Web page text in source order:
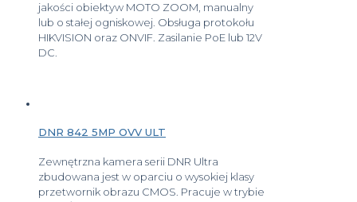
jakości obiektyw MOTO ZOOM, manualny
lub o stałej ogniskowej. Obsługa protokołu
HIKVISION oraz ONVIF. Zasilanie PoE lub 12V
DC.
DNR 842 5MP OVV ULT
Zewnętrzna kamera serii DNR Ultra
zbudowana jest w oparciu o wysokiej klasy
przetwornik obrazu CMOS. Pracuje w trybie